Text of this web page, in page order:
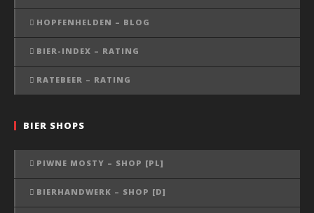
HOPFENHELDEN – BLOG
BIER-INDEX – RATING
RATEBEER – RATING
BIER SHOPS
PIWNE MOSTY – SHOP [PL]
BIERHANDWERK – SHOP [D]